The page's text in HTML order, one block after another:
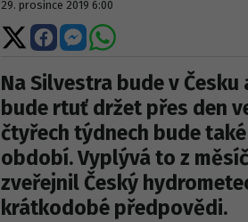
29. prosince 2019 6:00
Sdílet
na
Sdílet
na
Sdílet
na
Sdílet
Na Silvestra bude v
bude rtuť držet přes den
čtyřech týdnech bude
období. Vyplývá to z
zveřejnil Český
krátkodobé předpovědi.